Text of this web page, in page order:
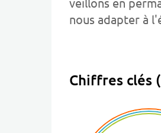
veillons en
nous adapter à
Chiffres clés